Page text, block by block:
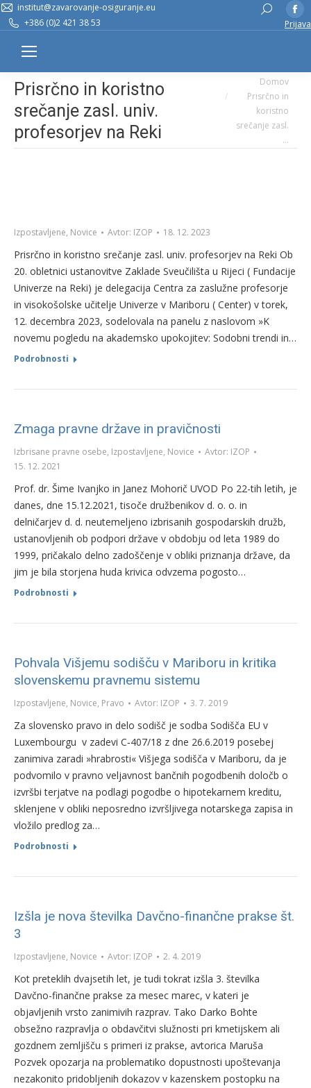
institut@zavarovanje-osiguranje.eu
+386 (0)2 421 38 53
Search:
Prijava
Prisrčno in koristno
srečanje zasl. univ.
profesorjev na Reki
You are here:Domov
Prisrčno in
koristno
srečanje zasl.
…
Izpostavljene, Novice Avtor: IZOP 18. 12. 2023
Prisrčno in koristno srečanje zasl. univ. profesorjev na Reki Ob
20. obletnici ustanovitve Zaklade Sveučilišta u Rijeci ( Fundacije
Univerze na Reki) je delegacija Centra za zaslužne profesorje
in visokošolske učitelje Univerze v Mariboru ( Center) v torek,
12. decembra 2023, sodelovala na panelu z naslovom »K
novemu pogledu na akademsko upokojitev: Sodobni trendi in…
Podrobnosti
Zmaga pravne države in pravičnosti
Izbrisane pravne osebe, Izpostavljene, Novice Avtor: IZOP
15. 12. 2021
Prof. dr. Šime Ivanjko in Janez Mohorič UVOD Po 22-tih letih, je
danes, dne 15.12.2021, tisoče družbenikov d. o. o. in
delničarjev d. d. neutemeljeno izbrisanih gospodarskih družb,
ustanovljenih ob podpori države v obdobju od leta 1989 do
1999, pričakalo delno zadoščenje v obliki priznanja države, da
jim je bila storjena huda krivica odvzema pogosto…
Podrobnosti
Pohvala Višjemu sodišču v Mariboru in kritika
slovenskemu pravnemu sistemu
Izpostavljene, Novice, Pravo Avtor: IZOP 3. 7. 2019
Za slovensko pravo in delo sodišč je sodba Sodišča EU v
Luxembourgu v zadevi C‑407/18 z dne 26.6.2019 posebej
zanimiva zaradi »hrabrosti« Višjega sodišča v Mariboru, da je
podvomilo v pravno veljavnost bančnih pogodbenih določb o
izvršbi terjatve na podlagi pogodbe o hipotekarnem kreditu,
sklenjene v obliki neposredno izvršljivega notarskega zapisa in
vložilo predlog za…
Podrobnosti
Izšla je nova številka Davčno-finančne prakse št.
3
Izpostavljene, Novice Avtor: IZOP 2. 4. 2019
Kot preteklih dvajsetih let, je tudi tokrat izšla 3. številka
Davčno-finančne prakse za mesec marec, v kateri je
objavljenih vrsto zanimivih razprav. Tako Darko Bohte
obsežno razpravlja o obdavčitvi služnosti pri kmetijskem ali
gozdnem zemljišču s primeri iz prakse, avtorica Maruša
Pozvek opozarja na problematiko dopustnosti upoštevanja
nezakonito pridobljenih dokazov v kazenskem postopku na